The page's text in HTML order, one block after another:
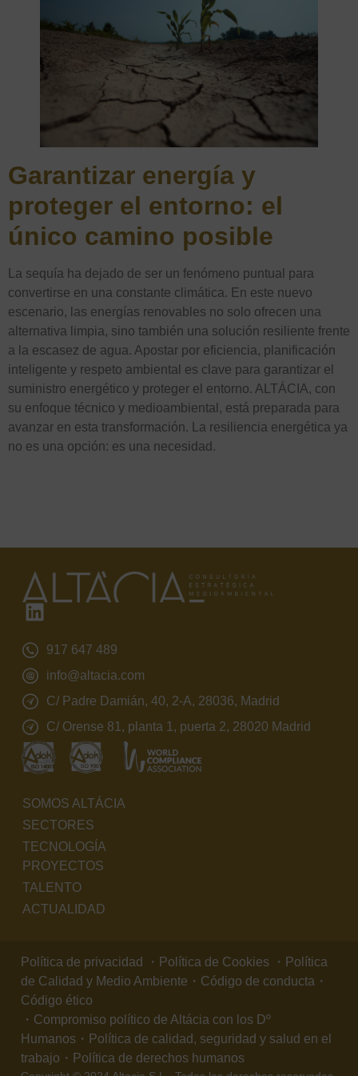
Garantizar energía y
proteger el entorno: el
único camino posible
La sequía ha dejado de ser un fenómeno puntual para
convertirse en una constante climática. En este nuevo
escenario, las energías renovables no solo ofrecen una
alternativa limpia, sino también una solución resiliente frente
a la escasez de agua. Apostar por eficiencia, planificación
inteligente y respeto ambiental es clave para garantizar el
suministro energético y proteger el entorno. ALTÁCIA, con
su enfoque técnico y medioambiental, está preparada para
avanzar en esta transformación. La resiliencia energética ya
no es una opción: es una necesidad.
917 647 489
info@altacia.com
C/ Padre Damián, 40, 2-A, 28036, Madrid
C/ Orense 81, planta 1, puerta 2, 28020 Madrid
SOMOS ALTÁCIA
SECTORES
TECNOLOGÍA
PROYECTOS
TALENTO
ACTUALIDAD
Política de privacidad ・ Política de Cookies ・ Política
de Calidad y Medio Ambiente ・ Código de conducta ・
Código ético
・ Compromiso político de Altácia con los Dº
Humanos ・ Política de calidad, seguridad y salud en el
trabajo ・ Política de derechos humanos